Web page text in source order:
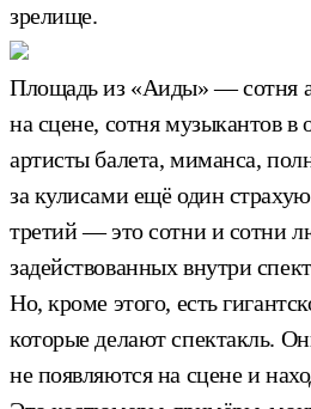
зрелище.
Площадь из «Аиды» — сотня
на сцене, сотня музыкантов в
артисты балета, миманса,
за кулисами ещё один
третий — это сотни и сотни
задействованных внутри
Но, кроме этого, есть
которые делают спектакль.
не появляются на сцене и